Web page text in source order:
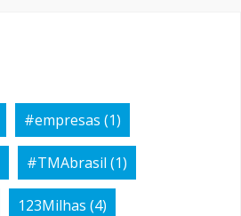
#empresas (1)
#TMAbrasil (1)
123Milhas (4)